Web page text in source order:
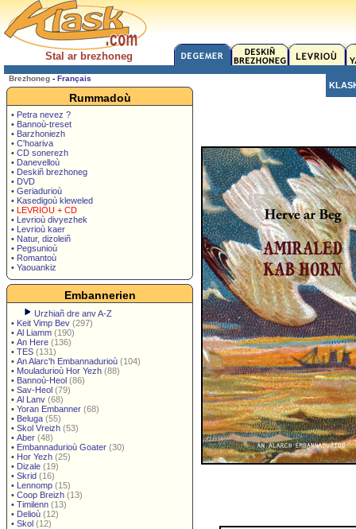
Stal ar brezhoneg
Brezhoneg - Français
Rummadoù
• Petra nevez ?
• Bannoù-treset
• Barzhoniezh
• C'hoariva
• CD sonerezh
• Danevelloù
• Deskiñ brezhoneg
• DVD
• Geriadurioù
• Kasedigoù kleweled
• LEVRIOU + CD
• Levrioù divyezhek
• Levrioù kaer
• Natur, dizoleiñ
• Pegsunioù
• Romantoù
• Yaouankiz
Embannerien
Urzhiañ dre anv A-Z
• Keit Vimp Bev (297)
• Al Liamm (190)
• An Here (136)
• TES (131)
• An Alarc'h Embannadurioù (104)
• Mouladurioù Hor Yezh (88)
• Bannoù-Heol (86)
• Sav-Heol (79)
• Al Lanv (68)
• Yoran Embanner (68)
• Beluga (55)
• Skol Vreizh (53)
• Aber (48)
• Embannadurioù Goater (30)
• Hor Yezh (25)
• Dizale (19)
• Skrid (16)
• Lennomp (15)
• Coop Breizh (13)
• Timilenn (13)
• Delioù (12)
• Skol (12)